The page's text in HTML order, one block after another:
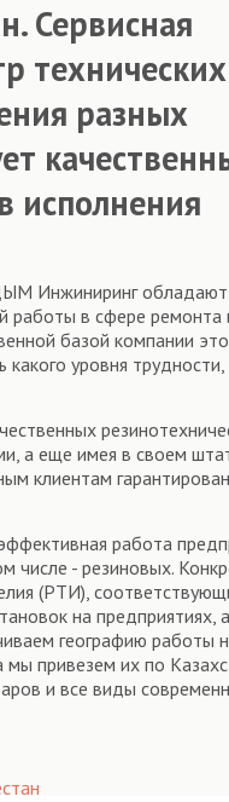
Сервисная
технических
разных
исполнения
Инжиниринг
работы в сфере ремонта
базой компании это
уровня трудности,
а еще имея в своем
клиентам
работа
числе - резиновых.
(РТИ),
на предприятиях,
географию работы
привезем их по
и все виды